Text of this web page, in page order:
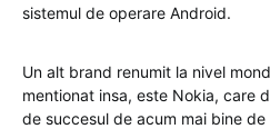
sistemul de operare Android.
Un alt brand renumit la nivel
mentionat insa, este Nokia, care
de succesul de acum mai bine